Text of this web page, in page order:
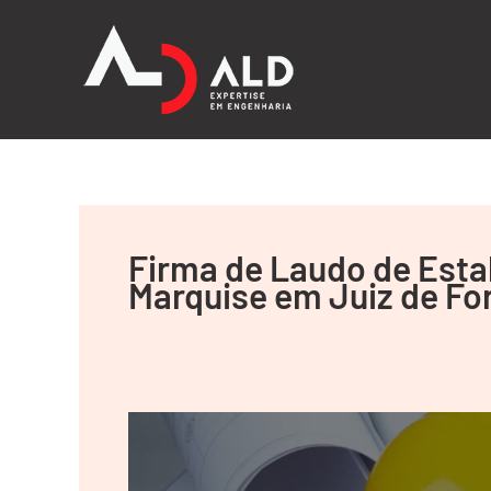
Firma de Laudo de
Marquise em Juiz de